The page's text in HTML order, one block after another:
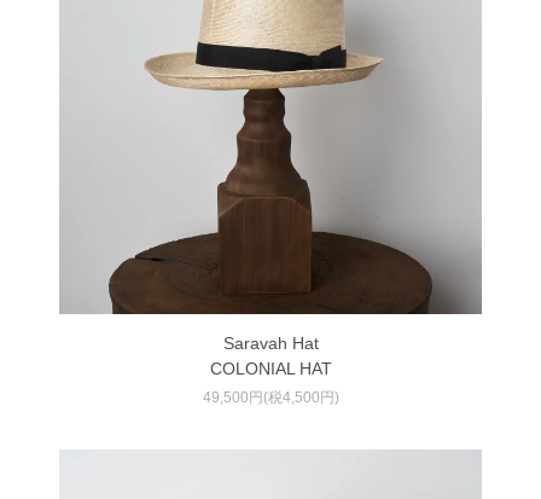
Saravah Hat
COLONIAL HAT
49,500円(税4,500円)